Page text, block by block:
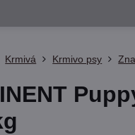
Krmivá Krmivo psy